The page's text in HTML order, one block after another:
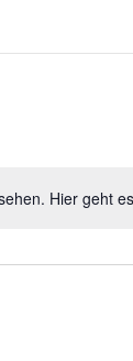
Hier geht